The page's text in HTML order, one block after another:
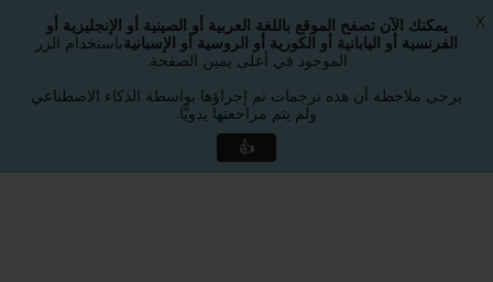
بحث
القائمة
القائمة
يمكنك الآن تصفح الموقع باللغة العربية أو الصينية أو الإنجليزية أو
الفرنسية أو اليابانية أو الكورية أو الروسية أو الإسبانيةباستخدام الزر
الموجود في أعلى يمين الصفحة.
يرجى ملاحظة أن هذه ترجمات تم إجراؤها بواسطة الذكاء الاصطناعي
ولم يتم مراجعتها يدويًّا.
👍
X